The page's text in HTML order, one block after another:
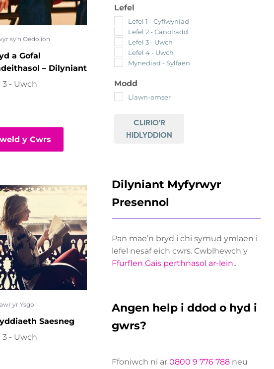
sy'n Oedolion
a Gofal
– Dilyniant
3 - Uwch
y Cwrs
yr Ysgol
Saesneg
3 - Uwch
Lefel
Lefel 1 - Cyflwyniad
Lefel 2 - Canolradd
Lefel 3 - Uwch
Lefel 4 - Uwch
Mynediad - Sylfaen
Modd
Llawn-amser
CLIRIO'R
HIDLYDDION
Dilyniant Myfyrwyr
Presennol
Pan mae’n bryd i chi symud ymlaen i
lefel nesaf eich cwrs. Cwblhewch y
Ffurflen Gais perthnasol ar-lein..
Angen help i ddod o hyd i
gwrs?
Ffoniwch ni ar 0800 9 776 788 neu